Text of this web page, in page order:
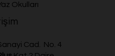
Okulları
Cad. No. 4